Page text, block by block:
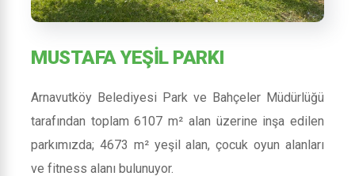
MUSTAFA YEŞİL PARKI
Arnavutköy Belediyesi Park ve Bahçeler Müdürlüğü
tarafından toplam 6107 m² alan üzerine inşa edilen
parkımızda; 4673 m² yeşil alan, çocuk oyun alanları
ve fitness alanı bulunuyor.